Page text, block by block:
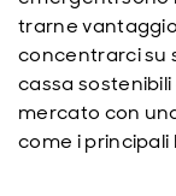
trarne
concentrarci su
cassa
mercato con
come i principali